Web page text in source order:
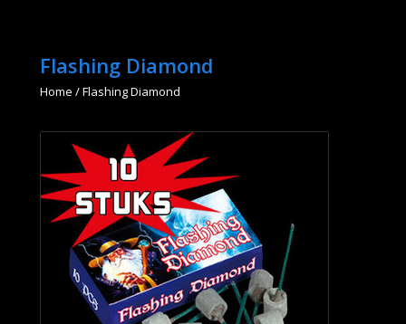
Flashing Diamond
Home /Flashing Diamond